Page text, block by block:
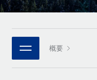
接続 新しい
当社のMCPを使用し
統合
基本的なビジネスツー
パートナーに登録
戦略的テクノロジ
グローバルな人事機能
チェックリストおよび
職務内容ライブラリ
ウェビナー
イベント
Português (Portugal)
日本語
한국어 概要